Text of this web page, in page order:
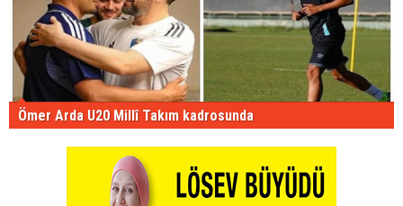
Ömer Arda U20 Millî Takım kadrosunda